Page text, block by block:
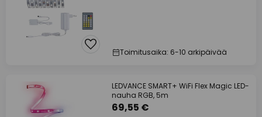
Toimitusaika: 6-10 arkipäivää
LEDVANCE SMART+ WiFi Flex Magic LED-
nauha RGB, 5m
69,55 €